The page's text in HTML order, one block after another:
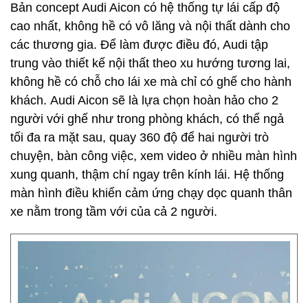
Bản concept Audi Aicon có hệ thống tự lái cấp độ
cao nhất, không hề có vô lăng và nội thất dành cho
các thương gia. Để làm được điều đó, Audi tập
trung vào thiết kế nội thất theo xu hướng tương lai,
không hề có chỗ cho lái xe mà chỉ có ghế cho hành
khách. Audi Aicon sẽ là lựa chọn hoàn hảo cho 2
người với ghế như trong phòng khách, có thể ngả
tối đa ra mặt sau, quay 360 độ để hai người trò
chuyện, bàn công việc, xem video ở nhiều màn hình
xung quanh, thậm chí ngay trên kính lái. Hệ thống
màn hình điều khiển cảm ứng chạy dọc quanh thân
xe nằm trong tầm với của cả 2 người.